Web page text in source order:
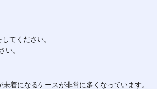
てください。
い。
着になるケースが非常に多くなっています。